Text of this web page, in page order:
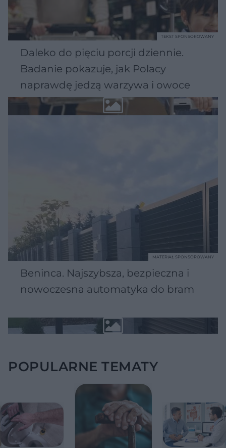
Daleko do pięciu porcji dziennie.
Badanie pokazuje, jak Polacy
naprawdę jedzą warzywa i owoce
TEKST SPONSOROWANY
Beninca. Najszybsza, bezpieczna i
nowoczesna automatyka do bram
MATERIAŁ SPONSOROWANY
POPULARNE TEMATY